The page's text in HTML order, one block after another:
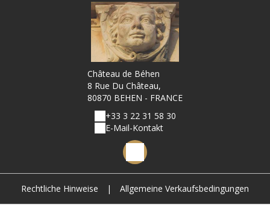
Château de Béhen
8 Rue Du Château,
80870 BEHEN - FRANCE
+33 3 22 31 58 30
E-Mail-Kontakt
Rechtliche Hinweise | Allgemeine Verkaufsbedingungen